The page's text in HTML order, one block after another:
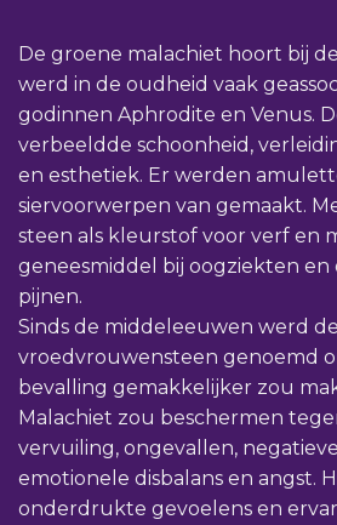
De groene malachiet hoort bij
werd in de oudheid vaak
godinnen Aphrodite en Venus.
verbeeldde schoonheid,
en esthetiek. Er werden
siervoorwerpen van gemaakt.
steen als kleurstof voor verf en
geneesmiddel bij oogziekten en
pijnen.
Sinds de middeleeuwen werd
vroedvrouwensteen genoemd
bevalling gemakkelijker zou
Malachiet zou beschermen
vervuiling, ongevallen,
emotionele disbalans en angst.
onderdrukte gevoelens en